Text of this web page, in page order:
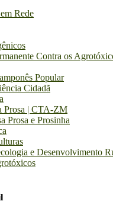
Rede
Contra os
Popular
Cidadã
Prosa | CTA-ZM
Prosa e Prosinha
e Desenvolvimento